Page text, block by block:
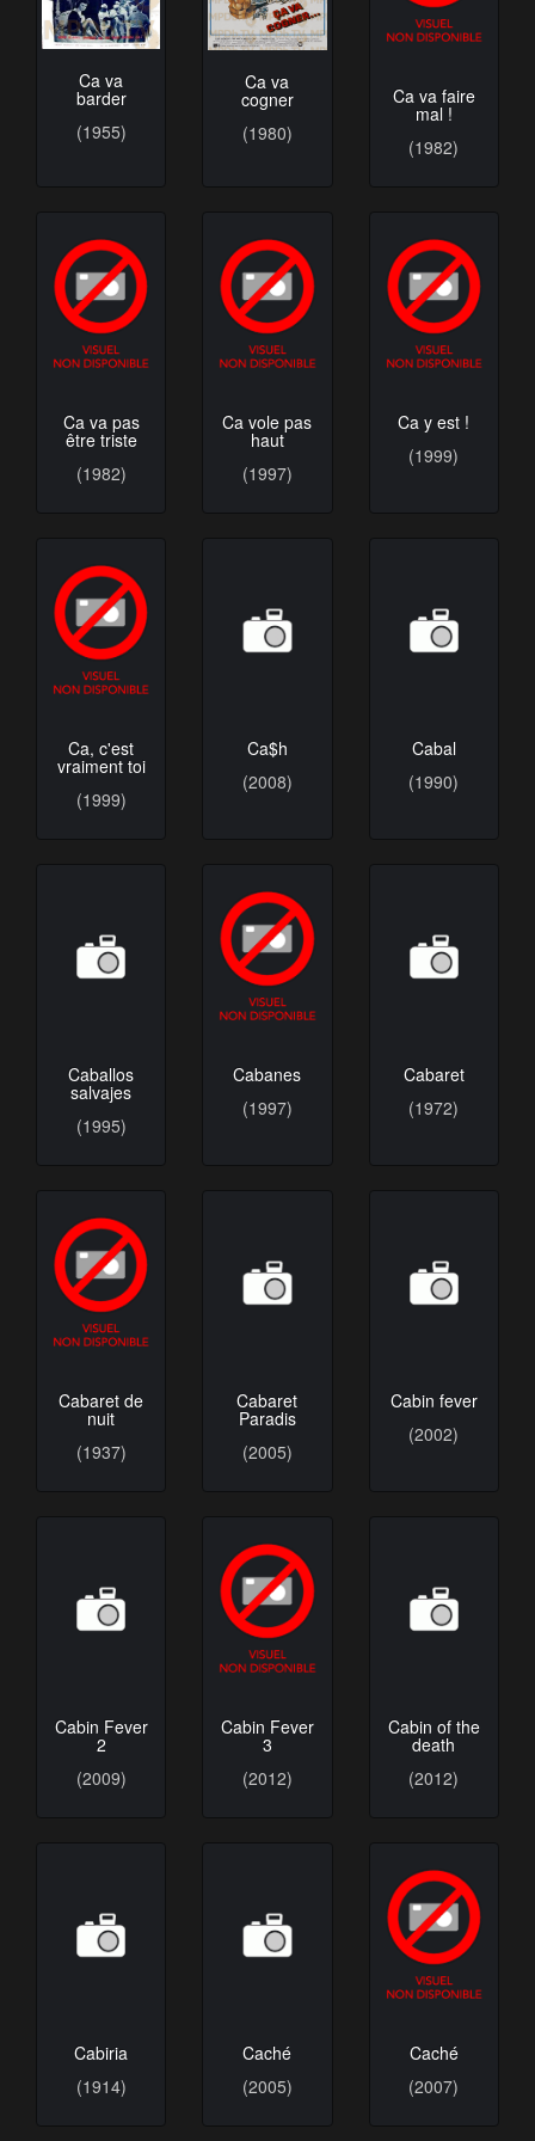
Ca va
barder
(1955)
Ca va
cogner
(1980)
Ca va faire
mal !
(1982)
Ca va pas
être triste
(1982)
Ca vole pas
haut
(1997)
Ca y est !
(1999)
Ca, c'est
vraiment toi
(1999)
Ca$h
(2008)
Cabal
(1990)
Caballos
salvajes
(1995)
Cabanes
(1997)
Cabaret
(1972)
Cabaret de
nuit
(1937)
Cabaret
Paradis
(2005)
Cabin fever
(2002)
Cabin Fever
2
(2009)
Cabin Fever
3
(2012)
Cabin of the
death
(2012)
Cabiria
(1914)
Caché
(2005)
Caché
(2007)